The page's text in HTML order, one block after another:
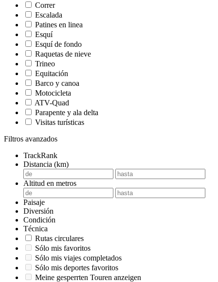
Correr
Escalada
Patines en linea
Esquí
Esquí de fondo
Raquetas de nieve
Trineo
Equitación
Barco y canoa
Motocicleta
ATV-Quad
Parapente y ala delta
Visitas turísticas
Filtros avanzados
TrackRank
Distancia (km)
Altitud en metros
Paisaje
Diversión
Condición
Técnica
Rutas circulares
Sólo mis favoritos
Sólo mis viajes completados
Sólo mis deportes favoritos
Meine gesperrten Touren anzeigen